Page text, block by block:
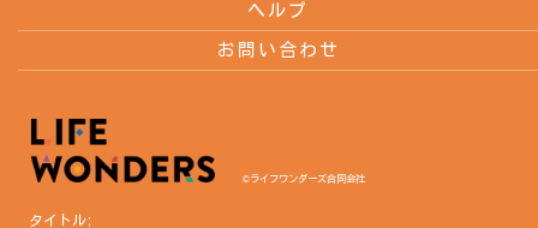
ヘルプ
お問い合わせ
©ライフワンダーズ合同会社
タイトル;